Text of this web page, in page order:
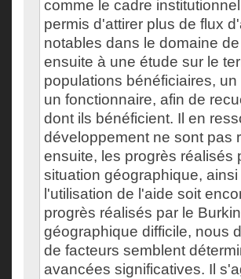
comme le cadre
permis d'attirer plus de flux
notables dans le domaine
ensuite à une étude sur le
populations bénéficiaires,
un fonctionnaire, afin de
dont ils bénéficient. Il en
développement ne sont pas
ensuite, les progrès réalisés
situation géographique,
l'utilisation de l'aide soit
progrès réalisés par le
géographique difficile, nous
de facteurs semblent
avancées significatives. Il